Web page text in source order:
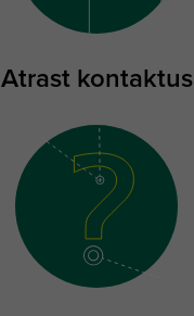
Atrast kontaktus